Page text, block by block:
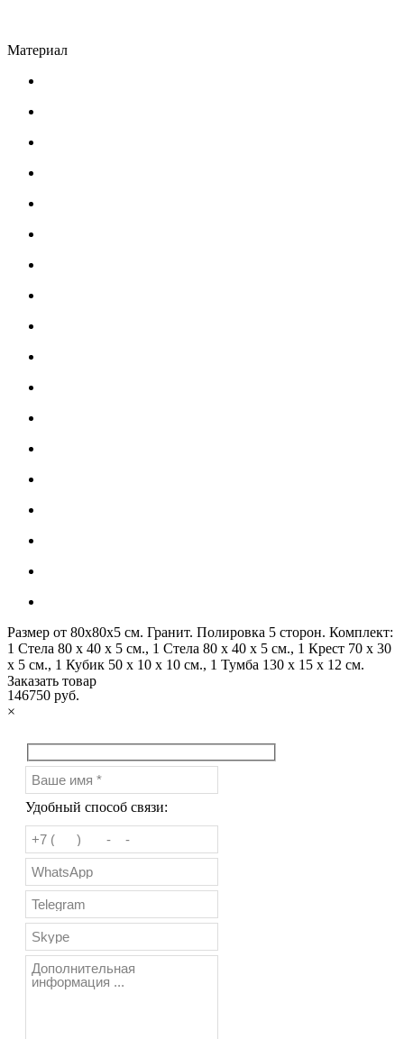
Материал
Размер от 80х80х5 см. Гранит. Полировка 5 сторон. Комплект:
1 Стела 80 x 40 x 5 см., 1 Стела 80 х 40 х 5 см., 1 Крест 70 х 30
х 5 см., 1 Кубик 50 х 10 х 10 см., 1 Тумба 130 x 15 x 12 см.
146750 руб.
Заказать товар
×
Удобный способ связи: